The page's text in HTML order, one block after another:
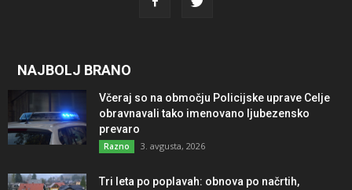
NAJBOLJ BRANO
Včeraj so na območju Policijske uprave Celje
obravnavali tako imenovano ljubezensko
prevaro
Razno 3. avgusta, 2026
Tri leta po poplavah: obnova po načrtih,